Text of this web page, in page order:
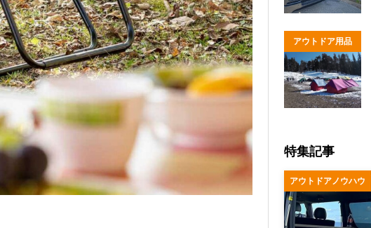
アウトドア用品
特集記事
アウトドアノウハウ